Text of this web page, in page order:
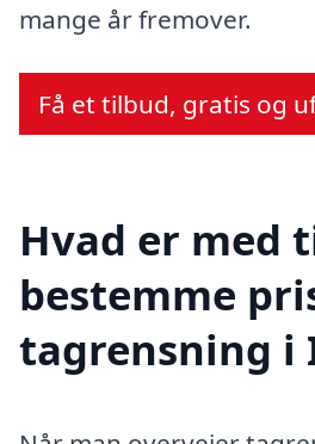
mange år fremover.
Få et tilbud, gratis og
Hvad er med
bestemme
tagrensning i